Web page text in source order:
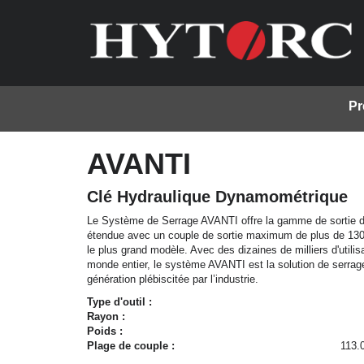
AVANTI
Clé Hydraulique Dynamométrique
Le Système de Serrage AVANTI offre la gamme de sortie
étendue avec un couple de sortie maximum de plus de
le plus grand modèle. Avec des dizaines de milliers
monde entier, le système AVANTI est la solution de
génération plébiscitée par l’industrie.
Type d'outil :
Rayon :
Poids :
Plage de couple :